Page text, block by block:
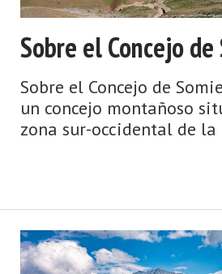
Sobre el Concejo
Sobre el Concejo de
un concejo montañoso
zona sur-occidental de